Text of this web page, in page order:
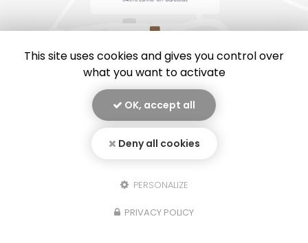
En savoir +
Notre savoir-faire : Restaurant à Lanne-en-Barétous
- Plan du site-Liens utiles
Demande de Devis
This site uses cookies and gives you control over
what you want to activate
OK, accept all
Deny all cookies
PERSONALIZE
PRIVACY POLICY